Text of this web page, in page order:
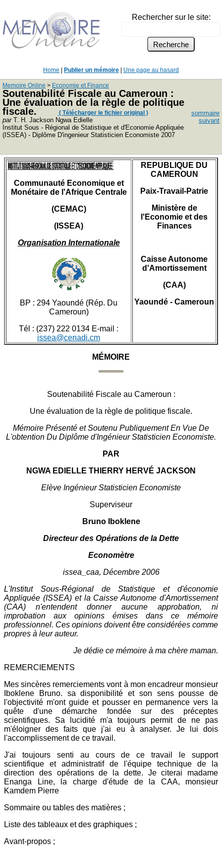
Rechercher sur le site:
Home Publier un mémoire Une page au hasard
Memoire Online > Economie et Finance
Soutenabilité Fiscale au Cameroun :
Une évaluation de la règle de politique
fiscale.
( Télécharger le fichier original )
parT. H. Jackson Ngwa Edielle
Institut Sous - Régional de Statistique et d'Economie Appliquée
(ISSEA) - Diplôme D'ingenieur Statisticien Economiste 2007
sommaire
suivant
Communauté Economique et
Monétaire de l'Afrique Centrale
(CEMAC)
(ISSEA)
Organisation Internationale
BP : 294 Yaoundé (Rép. Du
Cameroun)
Tél : (237) 222 0134 E-mail :
issea@cenadi.cm
REPUBLIQUE DU
CAMEROUN
Paix-Travail-Patrie
Ministère de
l'Economie et des
Finances
Caisse Autonome
d'Amortissement
(CAA)
Yaoundé - Cameroun
MÉMOIRE
Soutenabilité Fiscale au Cameroun :
Une évaluation de la règle de politique fiscale.
Mémoire Présenté et Soutenu Publiquement En Vue De
L'obtention Du Diplôme d'Ingénieur Statisticien Economiste.
PAR
NGWA EDIELLE THIERRY HERVÉ JACKSON
Elève Ingénieur Statisticien Economiste
Superviseur
Bruno Iboklene
Directeur des Opérations de la Dette
Economètre
issea_caa, Décembre 2006
L'Institut Sous-Régional de Statistique et d'économie
Appliquée (ISSEA) et la Caisse Autonome d'Amortissement
(CAA) n'entendent donner aucune approbation, ni
improbation aux opinions émises dans ce mémoire
professionnel. Ces opinions doivent être considérées comme
propres à leur auteur.
Je dédie ce mémoire à ma chère maman.
REMERCIEMENTS
Mes sincères remerciements vont à mon encadreur monsieur
Iboklene Bruno. sa disponibilité et son sens pousse de
l'objectivité m'ont guide et pousser en permanence vers la
quête d'une démarche fondée sur des préceptes
scientifiques. Sa lucidité m'a toujours permit de ne pas
m'éloigner des faits que j'ai eu à analyser. Je lui dois
l'accomplissement de ce travail.
J'ai toujours senti au cours de ce travail le support
scientifique et administratif de l'équipe technique de la
direction des opérations de la dette. Je citerai madame
Enanga Line, la charge d'étude de la CAA, monsieur
Kamdem Pierre
Sommaire ou tables des matières ;
Liste des tableaux et des graphiques ;
Avant-propos ;